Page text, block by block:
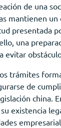
de una
mantienen
presentada
una
evitar
trámites
de
china.
existencia